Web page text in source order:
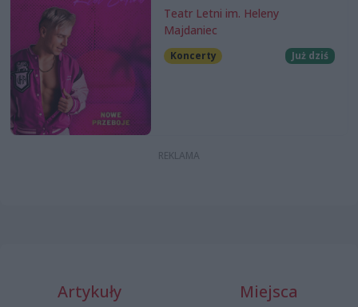
Teatr Letni im. Heleny
Majdaniec
Koncerty Już dziś
Artykuły Miejsca